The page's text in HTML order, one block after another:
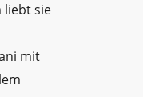
liebt sie
mit